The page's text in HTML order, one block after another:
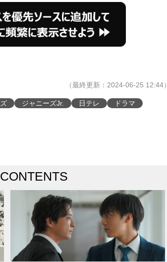
（最終更新：2024-06-25 12:44）
ジャニーズJr. 日テレ
ドラマ